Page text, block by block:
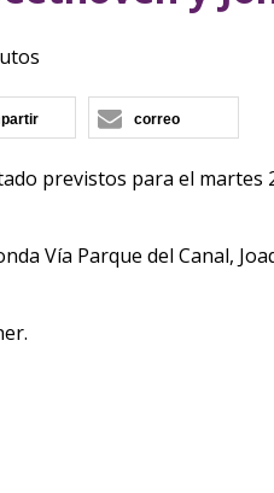
ventana)
(se abre en nueva
correo
previstos para el martes
Vía Parque del Canal,